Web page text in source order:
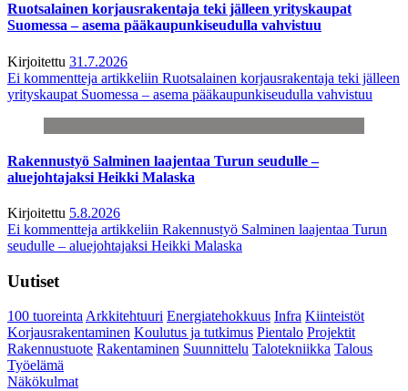
Ruotsalainen korjausrakentaja teki jälleen yrityskaupat
Suomessa – asema pääkaupunkiseudulla vahvistuu
Kirjoitettu 31.7.2026
Ei kommentteja artikkeliin Ruotsalainen korjausrakentaja teki jälleen
yrityskaupat Suomessa – asema pääkaupunkiseudulla vahvistuu
Rakennustyö Salminen laajentaa Turun seudulle –
aluejohtajaksi Heikki Malaska
Kirjoitettu 5.8.2026
Ei kommentteja artikkeliin Rakennustyö Salminen laajentaa Turun
seudulle – aluejohtajaksi Heikki Malaska
Uutiset
100 tuoreintaArkkitehtuuri Energiatehokkuus Infra Kiinteistöt
Korjausrakentaminen Koulutus ja tutkimus Pientalo Projektit
Rakennustuote Rakentaminen Suunnittelu Talotekniikka Talous
Työelämä
Näkökulmat